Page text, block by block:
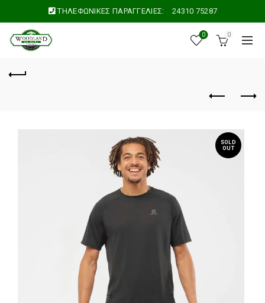
ΤΗΛΕΦΩΝΙΚΕΣ ΠΑΡΑΓΓΕΛΙΕΣ: 24310 75287
0 0
SOLD
OUT